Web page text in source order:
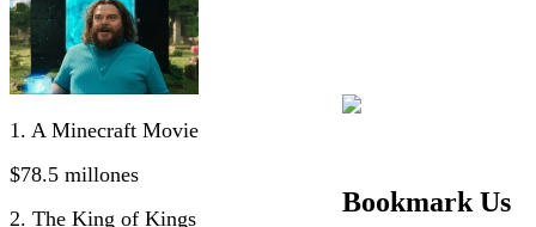
1. A Minecraft Movie
$78.5 millones
2. The King of Kings
Bookmark Us